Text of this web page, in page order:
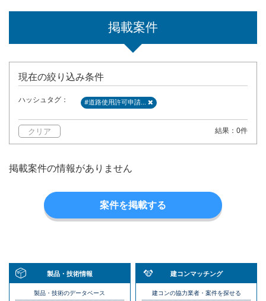
掲載案件
現在の絞り込み条件
ハッシュタグ： #道路使用許可申請...
クリア 結果：0件
掲載案件の情報がありません
案件を掲載する
製品・技術情報
製品・技術のデータベース
建コンマッチング
建コンの協力業者・案件を探せる